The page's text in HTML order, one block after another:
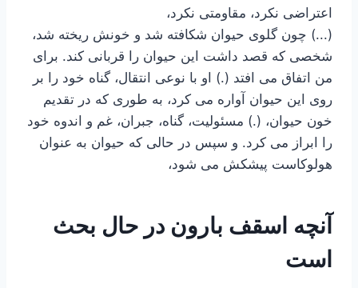
اعتراضی نکرد، مقاومتی نکرد،
(...) چون گلوی حیوان شکافته شد و خونش ریخته شد،
شخصی که قصد داشت این حیوان را قربانی کند. برای
من اتفاق می افتد (.) او با نوعی انتقال، گناه خود را بر
روی این حیوان آواره می کرد، به طوری که در تقدیم
خون حیوان، (.) مسئولیت، گناه، جبران، غم و اندوه خود
را ابراز می کرد. و سپس در حالی که حیوان به عنوان
هولوکاست پیشکش می شود،
آنچه اسقف بارون در حال بحث
است